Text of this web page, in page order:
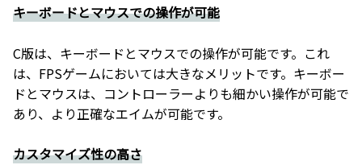
キーボードとマウスでの操作が可能
C版は、キーボードとマウスでの操作が可能です。これ
は、FPSゲームにおいては大きなメリットです。キーボー
ドとマウスは、コントローラーよりも細かい操作が可能で
あり、より正確なエイムが可能です。
カスタマイズ性の高さ